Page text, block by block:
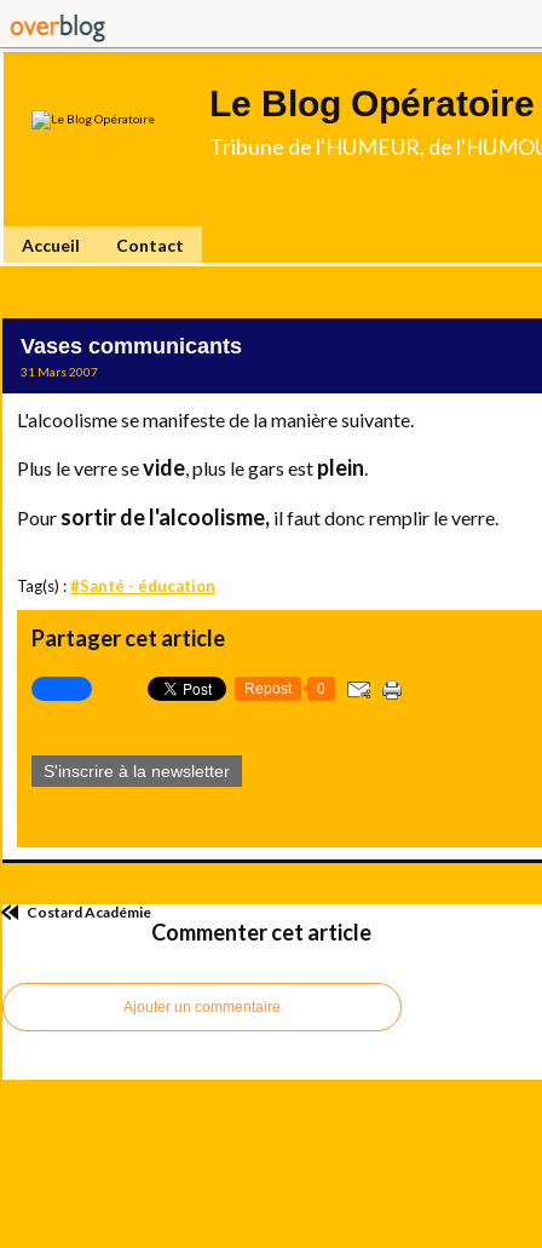
Le Blog Opératoire
Tribune de l'HUMEUR, de
Accueil Contact
Vases communicants
31 Mars 2007
L'alcoolisme se manifeste de la manière suivante.
Plus le verre sevide, plus le gars est plein.
Pour sortir de l'alcoolisme, il faut donc remplir le verre.
Tag(s) :#Santé - éducation
Partager cet article
Repost 0
S'inscrire à la newsletter
Costard Académie
Commenter cet article
Ajouter un commentaire